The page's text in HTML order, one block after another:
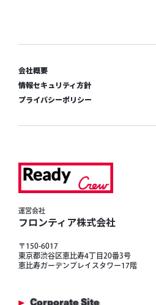
運営会社
フロンティア株式会社
〒150-6017
東京都渋谷区恵比寿4丁目20番3号
恵比寿ガーデンプレイスタワー17階
Corporate Site
会社概要
情報セキュリティ方針
プライバシーポリシー